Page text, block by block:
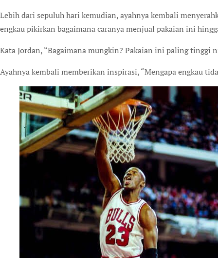
Lebih dari sepuluh hari kemudian, ayahnya kembali
engkau pikirkan bagaimana caranya menjual pakaian ini
Kata Jordan, “Bagaimana mungkin? Pakaian ini paling tinggi
Ayahnya kembali memberikan inspirasi, “Mengapa engkau